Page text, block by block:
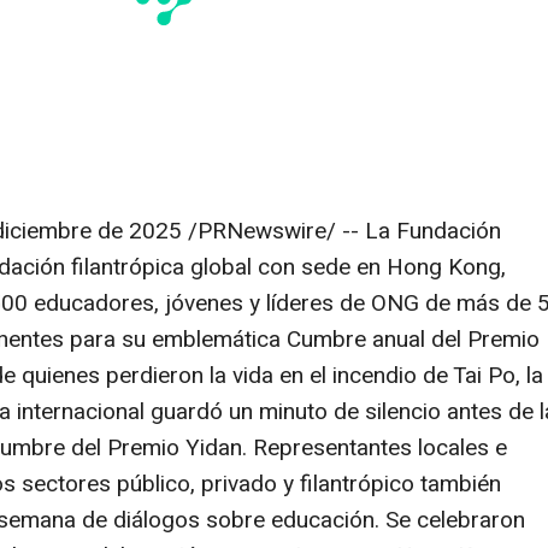
de 2025 /PRNewswire/ -- La Fundación
filantrópica global con sede en Hong Kong,
educadores, jóvenes y líderes de ONG de más de
para su emblemática Cumbre anual del Premio
quienes perdieron la vida en el incendio deTai Po, la
internacional guardó un minuto de silencio antes de
del Premio Yidan. Representantes locales e
sectores público, privado y filantrópico también
de diálogos sobre educación. Se celebraron